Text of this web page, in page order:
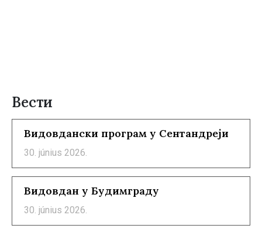
Вести
Видовдански програм у Сентандреји
30. június 2026.
Видовдан у Будимграду
30. június 2026.